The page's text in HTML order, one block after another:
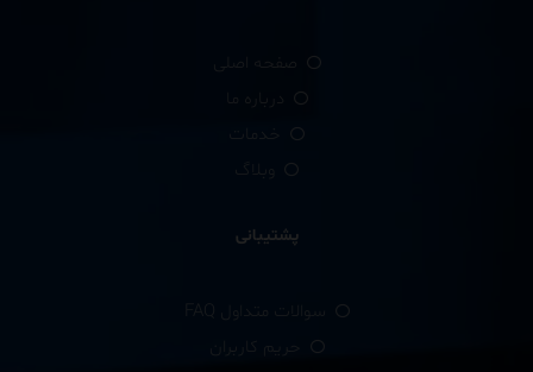
صفحه اصلی
پشتیبانی
سوالات متداول FAQ
حریم کاربران